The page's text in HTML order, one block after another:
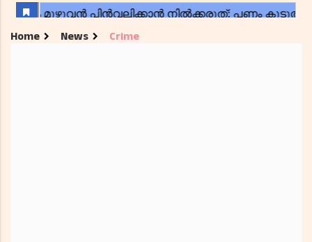
Home News Crime